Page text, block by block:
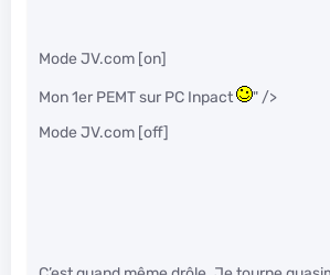
Mode JV.com [on]
Mon 1er PEMT sur PC Inpact
" />
Mode JV.com [off]